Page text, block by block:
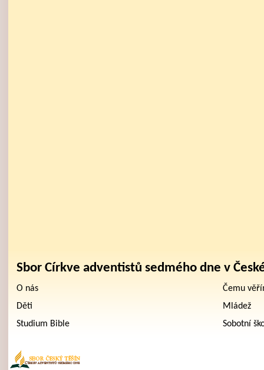
Sbor Církve adventistů sedmého dne v
O nás
Čemu
Děti
Mládež
Studium Bible
Sobotní